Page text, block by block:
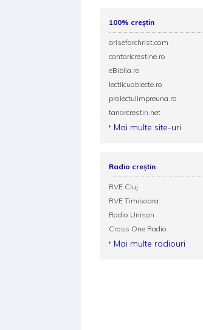
100% creștin
ariseforchrist.com
cantaricrestine.ro
eBiblia.ro
lectiicuobiecte.ro
proiectulimpreuna.ro
tanarcrestin.net
Mai multe site-uri
Radio creștin
RVE Cluj
RVE Timisoara
Radio Unison
Cross One Radio
Mai multe radiouri